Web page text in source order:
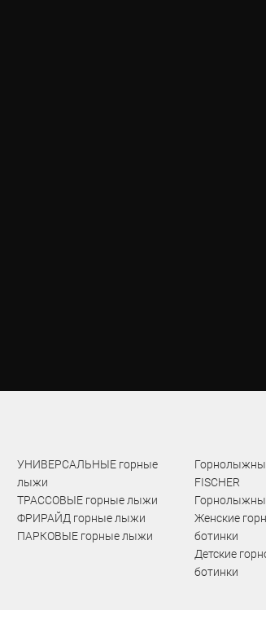
УНИВЕРСАЛЬНЫЕ горные
лыжи
ТРАССОВЫЕ горные лыжи
ФРИРАЙД горные лыжи
ПАРКОВЫЕ горные лыжи
FISCHER
Женские
ботинки
Детские
ботинки